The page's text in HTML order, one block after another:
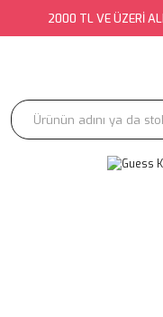
2000 TL VE ÜZERİ